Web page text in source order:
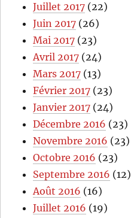
Juillet 2017 (22)
Juin 2017 (26)
Mai 2017 (23)
Avril 2017 (24)
Mars 2017 (13)
Février 2017 (23)
Janvier 2017 (24)
Décembre 2016 (23)
Novembre 2016 (23)
Octobre 2016 (23)
Septembre 2016 (12)
Août 2016 (16)
Juillet 2016 (19)